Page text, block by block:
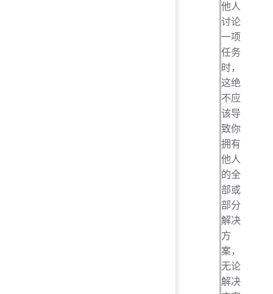
他人
讨论
一项
任务
时，
这绝
不应
该导
致你
拥有
他人
的全
部或
部分
解决
方
案，
无论
解决